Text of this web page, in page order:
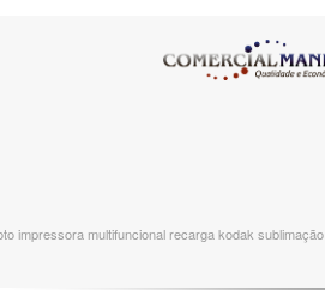
impressora multifuncional recarga kodak sublimação